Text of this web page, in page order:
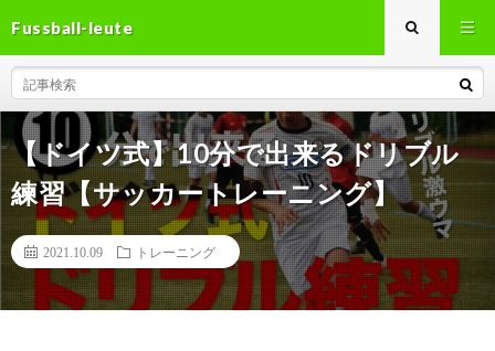
Fussball-leute
【ドイツ式】10分で出来るドリブル
練習【サッカートレーニング】
2021.10.09 トレーニング